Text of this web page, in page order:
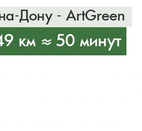
дерево, высотой до 6 м,
появляются трещены. На
зеленые. Цветение происходит
подходят